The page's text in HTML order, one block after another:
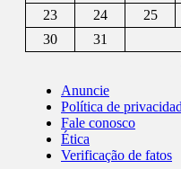
23
24 25
30
31
Anuncie
Política de
Fale conosco
Ética
Verificação de fatos